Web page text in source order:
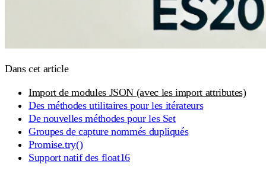
Dans cet article
Import de modules JSON (avec les import attributes)
Des méthodes utilitaires pour les itérateurs
De nouvelles méthodes pour les Set
Groupes de capture nommés dupliqués
Promise.try()
Support natif des float16